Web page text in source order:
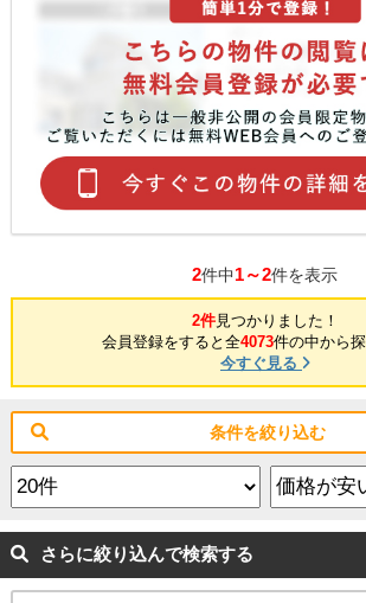
2件中1～2件を表示
2件見つかりました！
会員登録をすると全4073件の中から探
今すぐ見る
条件を絞り込む
さらに絞り込んで検索する